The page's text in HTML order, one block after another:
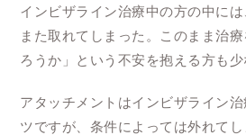
インビザライン治療中の方の中に
また取れてしまった。このまま治
ろうか」という不安を抱える方も少
アタッチメントはインビザライン
ツですが、条件によっては外れてし